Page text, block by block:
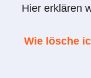
Hier erklären
Wie lösche